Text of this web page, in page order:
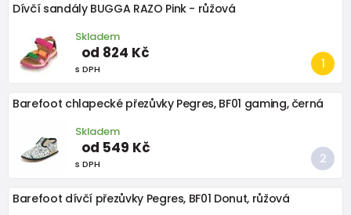
Dívčí sandály BUGGA RAZO Pink - růžová
Skladem
od 824 Kč
s DPH
Barefoot chlapecké přezůvky Pegres, BF01 gaming, černá
Skladem
od 549 Kč
s DPH
Barefoot dívčí přezůvky Pegres, BF01 Donut, růžová